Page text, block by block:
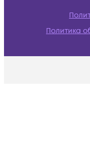
Политика